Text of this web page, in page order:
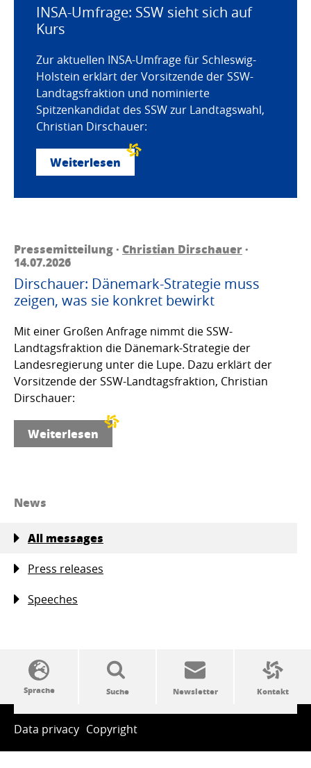
INSA-Umfrage: SSW sieht sich auf
Kurs
Zur aktuellen INSA-Umfrage für Schleswig-
Holstein erklärt der Vorsitzende der SSW-
Landtagsfraktion und nominierte
Spitzenkandidat des SSW zur Landtagswahl,
Christian Dirschauer:
Weiterlesen
Pressemitteilung · Christian Dirschauer·
14.07.2026
Dirschauer: Dänemark-Strategie muss
zeigen, was sie konkret bewirkt
Mit einer Großen Anfrage nimmt die SSW-
Landtagsfraktion die Dänemark-Strategie der
Landesregierung unter die Lupe. Dazu erklärt der
Vorsitzende der SSW-Landtagsfraktion, Christian
Dirschauer:
Weiterlesen
News
All messages
Press releases
Speeches
SSW-Politik von A bis Z
Data privacy Copyright